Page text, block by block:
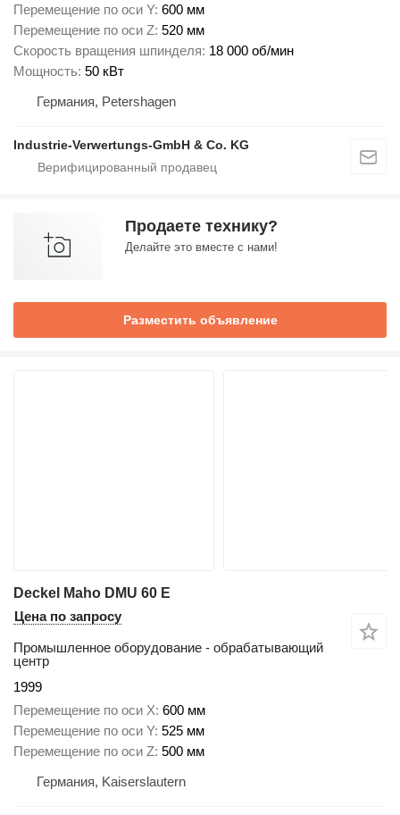
Перемещение по оси Y 600 мм
Перемещение по оси Z 520 мм
Скорость вращения шпинделя 18 000 об/мин
Мощность 50 кВт
Германия, Petershagen
Industrie-Verwertungs-GmbH & Co. KG
Продаете технику?
Делайте это вместе с нами!
Разместить объявление
Deckel Maho DMU 60 E
Цена по запросу
Промышленное оборудование - обрабатывающий
центр
1999
Перемещение по оси X 600 мм
Перемещение по оси Y 525 мм
Перемещение по оси Z 500 мм
Германия, Kaiserslautern